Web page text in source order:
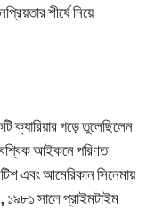
শীর্ষে নিয়ে
ক্যারিয়ার গড়ে তুলেছিলেন
আইকনে পরিণত
এবং আমেরিকান সিনেমায়
১৯৮১ সালে প্রাইমটাইম